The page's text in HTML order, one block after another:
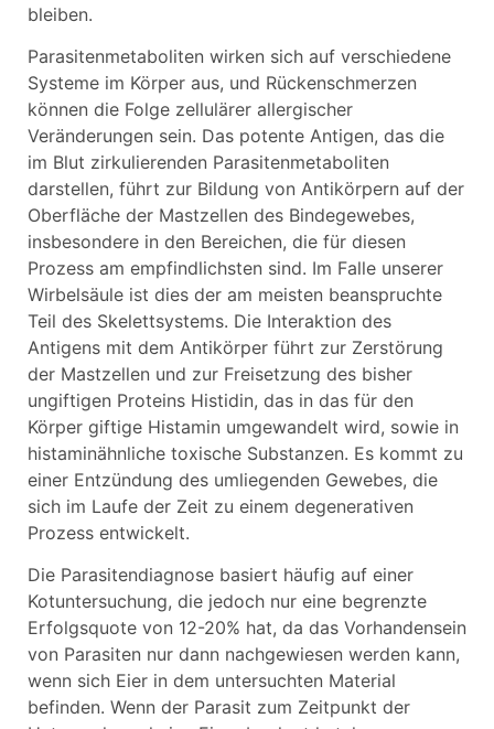
bleiben.
Parasitenmetaboliten wirken sich auf verschiedene
Systeme im Körper aus, und Rückenschmerzen
können die Folge zellulärer allergischer
Veränderungen sein. Das potente Antigen, das die
im Blut zirkulierenden Parasitenmetaboliten
darstellen, führt zur Bildung von Antikörpern auf der
Oberfläche der Mastzellen des Bindegewebes,
insbesondere in den Bereichen, die für diesen
Prozess am empfindlichsten sind. Im Falle unserer
Wirbelsäule ist dies der am meisten beanspruchte
Teil des Skelettsystems. Die Interaktion des
Antigens mit dem Antikörper führt zur Zerstörung
der Mastzellen und zur Freisetzung des bisher
ungiftigen Proteins Histidin, das in das für den
Körper giftige Histamin umgewandelt wird, sowie in
histaminähnliche toxische Substanzen. Es kommt zu
einer Entzündung des umliegenden Gewebes, die
sich im Laufe der Zeit zu einem degenerativen
Prozess entwickelt.
Die Parasitendiagnose basiert häufig auf einer
Kotuntersuchung, die jedoch nur eine begrenzte
Erfolgsquote von 12-20% hat, da das Vorhandensein
von Parasiten nur dann nachgewiesen werden kann,
wenn sich Eier in dem untersuchten Material
befinden. Wenn der Parasit zum Zeitpunkt der